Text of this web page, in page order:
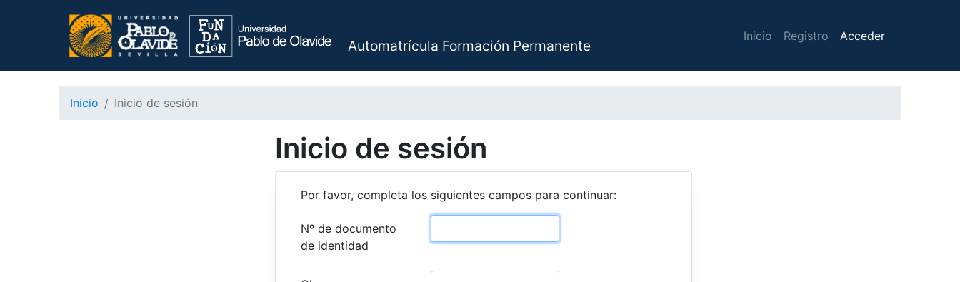
Automatrícula Formación Permanente
Inicio Registro Acceder
Inicio Inicio de sesión
Inicio de sesión
Por favor, completa los siguientes campos para continuar:
Nº de documento
de identidad